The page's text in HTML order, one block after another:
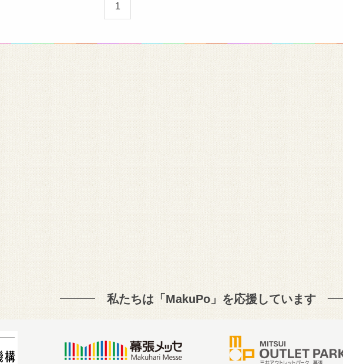
1
私たちは「MakuPo」を応援しています